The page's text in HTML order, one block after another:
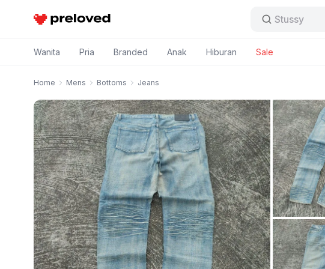
Preloved Indonesia Baggy jeans
Wanita Pria Branded Anak Hiburan Sale
Home Mens Bottoms Jeans